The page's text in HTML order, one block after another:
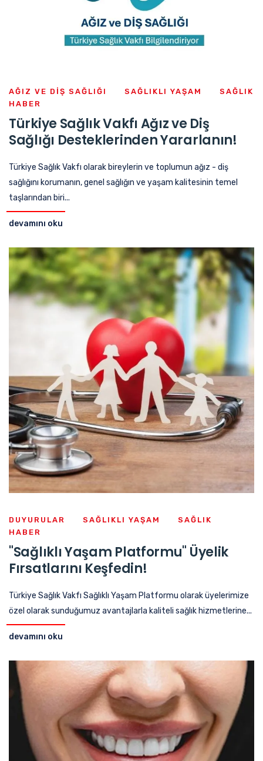
AĞIZ VE DIŞ SAĞLIĞI SAĞLIKLI YAŞAM
SAĞLIK
HABER
Türkiye Sağlık Vakfı Ağız ve Diş
Sağlığı Desteklerinden Yararlanın!
Türkiye Sağlık Vakfı olarak bireylerin ve toplumun ağız - diş
sağlığını korumanın, genel sağlığın ve yaşam kalitesinin temel
taşlarından biri...
devamını oku
DUYURULAR SAĞLIKLI YAŞAM
SAĞLIK
HABER
"Sağlıklı Yaşam Platformu" Üyelik
Fırsatlarını Keşfedin!
Türkiye Sağlık Vakfı Sağlıklı Yaşam Platformu olarak üyelerimize
özel olarak sunduğumuz avantajlarla kaliteli sağlık hizmetlerine...
devamını oku